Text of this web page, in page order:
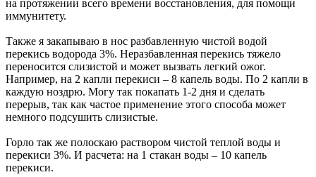
на протяжении всего времени восстановления, для помощи
иммунитету.
Также я закапываю в нос разбавленную чистой водой
перекись водорода 3%. Неразбавленная перекись тяжело
переносится слизистой и может вызвать легкий ожог.
Например, на 2 капли перекиси – 8 капель воды. По 2 капли в
каждую ноздрю. Могу так покапать 1-2 дня и сделать
перерыв, так как частое применение этого способа может
немного подсушить слизистые.
Горло так же полоскаю раствором чистой теплой воды и
перекиси 3%. И расчета: на 1 стакан воды – 10 капель
перекиси.